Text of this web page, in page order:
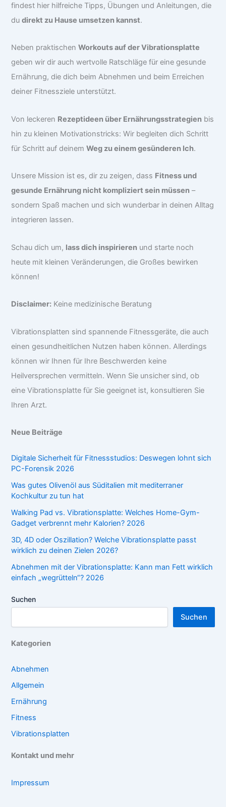
findest hier hilfreiche Tipps, Übungen und Anleitungen, die
dudirekt zu Hause umsetzen kannst.
Neben praktischenWorkouts auf der Vibrationsplatte
geben wir dir auch wertvolle Ratschläge für eine gesunde
Ernährung, die dich beim Abnehmen und beim Erreichen
deiner Fitnessziele unterstützt.
Von leckeren Rezeptideen über Ernährungsstrategien bis
hin zu kleinen Motivationstricks: Wir begleiten dich Schritt
für Schritt auf deinemWeg zu einem gesünderen Ich.
Unsere Mission ist es, dir zu zeigen, dass Fitness und
gesunde Ernährung nicht kompliziert sein müssen –
sondern Spaß machen und sich wunderbar in deinen Alltag
integrieren lassen.
Schau dich um, lass dich inspirieren und starte noch
heute mit kleinen Veränderungen, die Großes bewirken
können!
Disclaimer: Keine medizinische Beratung
Vibrationsplatten sind spannende Fitnessgeräte, die auch
einen gesundheitlichen Nutzen haben können. Allerdings
können wir Ihnen für Ihre Beschwerden keine
Heilversprechen vermitteln. Wenn Sie unsicher sind, ob
eine Vibrationsplatte für Sie geeignet ist, konsultieren Sie
Ihren Arzt.
Neue Beiträge
Digitale Sicherheit für Fitnessstudios: Deswegen lohnt sich
PC-Forensik 2026
Was gutes Olivenöl aus Süditalien mit mediterraner
Kochkultur zu tun hat
Walking Pad vs. Vibrationsplatte: Welches Home-Gym-
Gadget verbrennt mehr Kalorien? 2026
3D, 4D oder Oszillation? Welche Vibrationsplatte passt
wirklich zu deinen Zielen 2026?
Abnehmen mit der Vibrationsplatte: Kann man Fett wirklich
einfach „wegrütteln“? 2026
Suchen
Suchen
Kategorien
Abnehmen
Allgemein
Ernährung
Fitness
Vibrationsplatten
Kontakt und mehr
Impressum